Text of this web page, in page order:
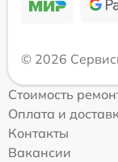
© 2026
Стоимость
Оплата и
Контакты
Вакансии